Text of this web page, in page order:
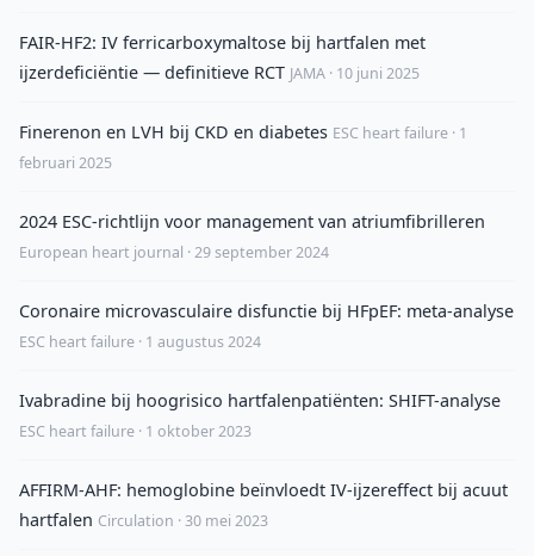
FAIR-HF2: IV ferricarboxymaltose bij hartfalen met
ijzerdeficiëntie — definitieve RCT JAMA · 10 juni 2025
Finerenon en LVH bij CKD en diabetes ESC heart failure · 1
februari 2025
2024 ESC-richtlijn voor management van atriumfibrilleren
European heart journal · 29 september 2024
Coronaire microvasculaire disfunctie bij HFpEF: meta-analyse
ESC heart failure · 1 augustus 2024
Ivabradine bij hoogrisico hartfalenpatiënten: SHIFT-analyse
ESC heart failure · 1 oktober 2023
AFFIRM-AHF: hemoglobine beïnvloedt IV-ijzereffect bij acuut
hartfalen Circulation · 30 mei 2023